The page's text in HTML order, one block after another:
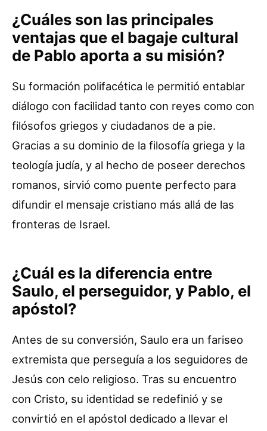
¿Cuáles son las principales
ventajas que el bagaje cultural
de Pablo aporta a su misión?
Su formación polifacética le permitió entablar
diálogo con facilidad tanto con reyes como con
filósofos griegos y ciudadanos de a pie.
Gracias a su dominio de la filosofía griega y la
teología judía, y al hecho de poseer derechos
romanos, sirvió como puente perfecto para
difundir el mensaje cristiano más allá de las
fronteras de Israel.
¿Cuál es la diferencia entre
Saulo, el perseguidor, y Pablo, el
apóstol?
Antes de su conversión, Saulo era un fariseo
extremista que perseguía a los seguidores de
Jesús con celo religioso. Tras su encuentro
con Cristo, su identidad se redefinió y se
convirtió en el apóstol dedicado a llevar el